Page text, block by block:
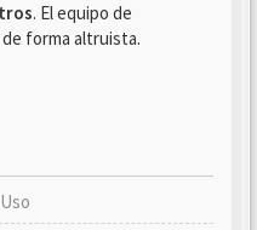
. El equipo de
forma altruista.